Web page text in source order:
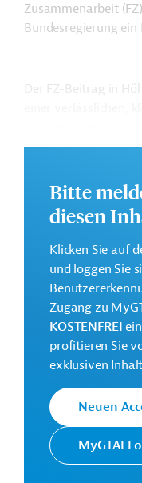
Zusammenarbeit
Bundesregierung
Der FZ-Beitrag in
Entwicklung und
Rahmen des
mit
in der Region Iffou
und erweitert werden.
Geberbeitrag:
58,9 Millionen Euro
GTAI informiert über
Regularien und
Geschäftsanbahnung.
Das
Quartal 2024 bis
durchgeführt
Bitte
diesen
Klicken Sie auf
und loggen Sie
Zugang zu
KOSTENFREI
profitieren Sie
exklusiven
Neuen
MyGTAI